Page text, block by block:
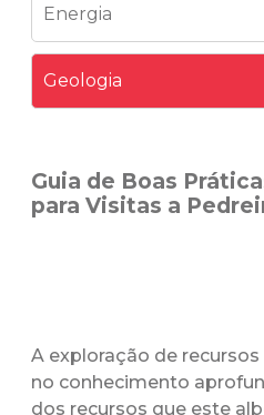
Energia
Geologia
Guia de Boas
para Visitas a
A exploração de
no conhecimento
dos recursos que este